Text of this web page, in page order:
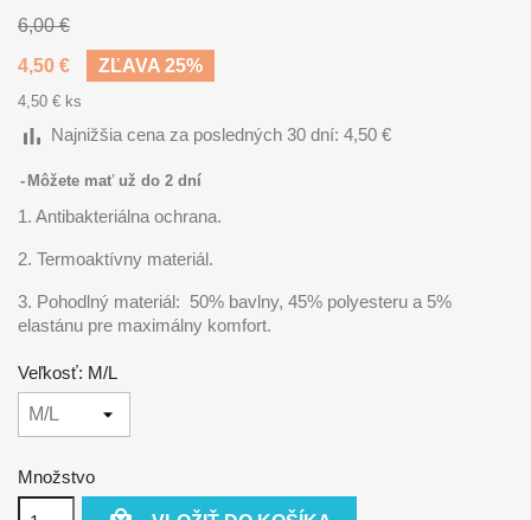
6,00 €
4,50 €
ZĽAVA 25%
4,50 € ks
bar_chart Najnižšia cena za posledných 30 dní: 4,50 €
Môžete mať už do 2 dní
1. Antibakteriálna ochrana.
2. Termoaktívny materiál.
3. Pohodlný materiál: 50% bavlny, 45% polyesteru a 5%
elastánu pre maximálny komfort.
Veľkosť: M/L
Množstvo